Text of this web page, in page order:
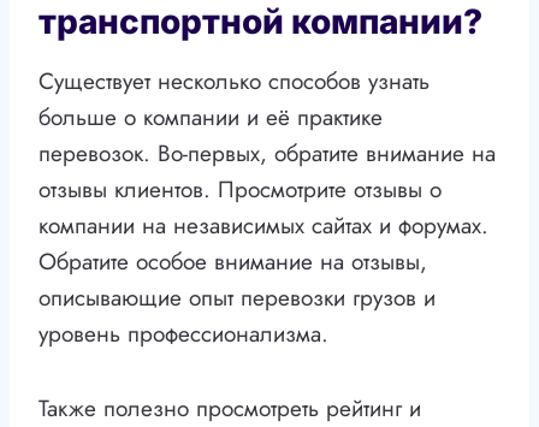
транспортной компании?
Существует несколько способов узнать
больше о компании и её практике
перевозок. Во-первых, обратите внимание на
отзывы клиентов. Просмотрите отзывы о
компании на независимых сайтах и форумах.
Обратите особое внимание на отзывы,
описывающие опыт перевозки грузов и
уровень профессионализма.
Также полезно просмотреть рейтинг и